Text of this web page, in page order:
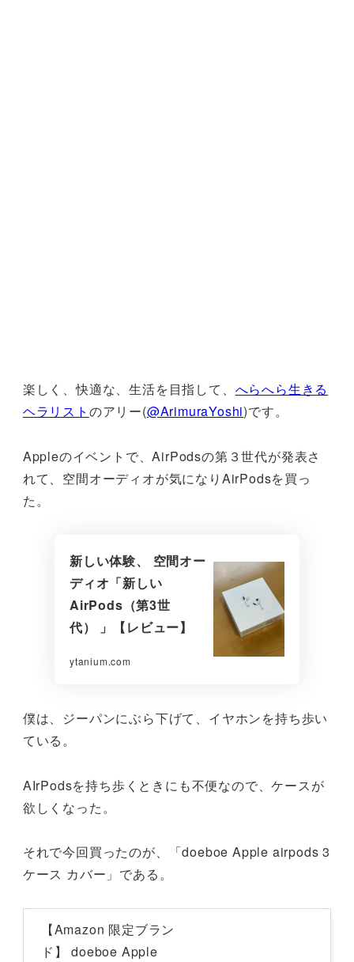
楽しく、快適な、生活を目指して、 へらへら生きる
ヘラリスト のアリー(@ArimuraYoshi)です。
Appleのイベントで、AirPodsの第３世代が発表さ
れて、空間オーディオが気になりAirPodsを買っ
た。
新しい体験、 空間オー
ディオ「新しい
AirPods（第3世
代） 」【レビュー】
ytanium.com
僕は、ジーパンにぶら下げて、イヤホンを持ち歩い
ている。
AIrPodsを持ち歩くときにも不便なので、ケースが
欲しくなった。
それで今回買ったのが、「doeboe Apple airpods 3
ケース カバー」である。
【Amazon 限定ブラン
ド】 doeboe Apple